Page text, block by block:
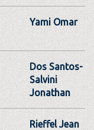
Yami Omar
Dos Santos-
Salvini
Jonathan
Rieffel Jean